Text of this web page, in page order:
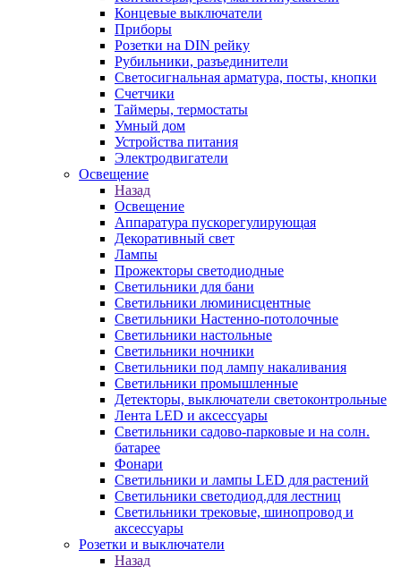
Концевые выключатели
Приборы
Розетки на DIN рейку
Рубильники, разъединители
Светосигнальная арматура, посты, кнопки
Счетчики
Таймеры, термостаты
Умный дом
Устройства питания
Электродвигатели
Освещение
Назад
Освещение
Аппаратура пускорегулирующая
Декоративный свет
Лампы
Прожекторы светодиодные
Светильники для бани
Светильники люминисцентные
Светильники Настенно-потолочные
Светильники настольные
Светильники ночники
Светильники под лампу накаливания
Светильники промышленные
Детекторы, выключатели светоконтрольные
Лента LED и аксессуары
Светильники садово-парковые и на солн.
батарее
Фонари
Светильники и лампы LED для растений
Светильники светодиод.для лестниц
Светильники трековые, шинопровод и
аксессуары
Розетки и выключатели
Назад